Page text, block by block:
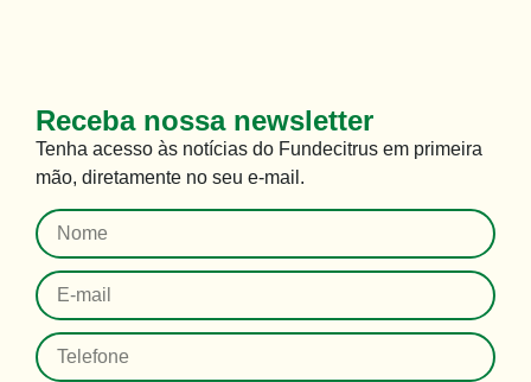
Receba nossa newsletter
Tenha acesso às notícias do Fundecitrus em primeira
mão, diretamente no seu e-mail .